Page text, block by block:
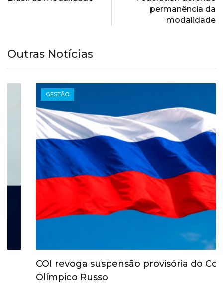
permanência da
modalidade
Outras Notícias
COI revoga suspensão provisória do Comitê
Olímpico Russo